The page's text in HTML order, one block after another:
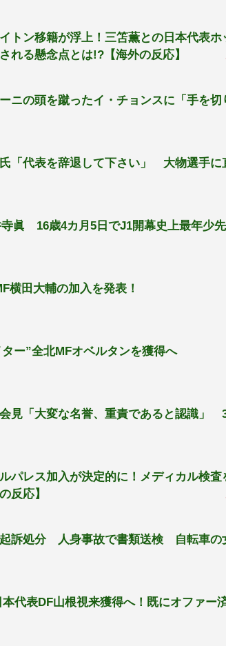
トン移籍が浮上！三笘薫との日本代表
れる懸念点とは!?【海外の反応】
の頭を蹴ったイ・チョンスに「手を切
「代表を辞退して下さい」 大物選手
眞 16歳4カ月5日でJ1開幕史上最年少
横田大輔の加入を発表！
ー”全北MFオベルタンを獲得へ
見「大変な名誉、重責であると認識」
パレス加入が決定的に！メディカル検
反応】
起訴処分 人身事故で書類送検 自転車の
代表DF山根視来獲得へ！既にオファー